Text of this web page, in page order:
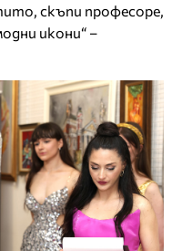
скъпи професоре,
икони“ –